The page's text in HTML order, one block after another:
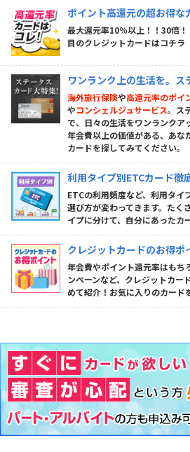
ポイント高還元の超お得な
最大還元率10％以上！！30倍
目のクレジットカードはコチラ
ワンランク上の生活を。
海外旅行保険や高還元率のポイ
やコンシェルジュサービス。ス
で、日々の生活をワンランクア
年会費以上の価値がある、あな
カードを探してみてください。
利用タイプ別ETCカード徹
ETCの利用頻度など、利用タイ
選び方が変わってきます。たく
イプに分けて、自分にあったカ
クレジットカードのお得ポ
年会費やポイント還元率はもち
ンペーンなど、クレジットカー
めて紹介！お気に入りのカード